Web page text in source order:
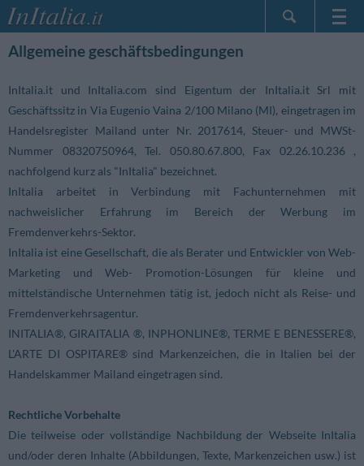
Reservierungen
InItalia Club
Sprache
Allgemeine geschäftsbedingungen
InItalia.it und InItalia.com sind Eigentum der InItalia.it Srl mit
Geschäftssitz in Via Eugenio Vaina 2/100 Milano (MI), eingetragen im
Handelsregister Mailand unter Nr. 2017614, Steuer- und MWSt-
Nummer 08320750964, Tel. 050.80.67.800, Fax 02.26.10.236 ,
nachfolgend kurz als "InItalia" bezeichnet.
InItalia arbeitet in Verbindung mit Fachunternehmen mit
nachweislicher Erfahrung im Bereich der Werbung im
Fremdenverkehrs-Sektor.
InItalia ist eine Gesellschaft, die als Berater und Entwickler von Web-
Marketing und Web- Promotion-Lösungen für kleine und
mittelständische Unternehmen tätig ist, jedoch nicht als Reise- und
Fremdenverkehrsagentur.
INITALIA®, GIRAITALIA ®, INPHONLINE®, TERME E BENESSERE®,
L'ARTE DI OSPITARE® sind Markenzeichen, die in Italien bei der
Handelskammer Mailand eingetragen sind.
Rechtliche Vorbehalte
Die teilweise oder vollständige Nachbildung der Webseite InItalia
und/oder deren Inhalte (Abbildungen, Texte, Markenzeichen usw.) ist